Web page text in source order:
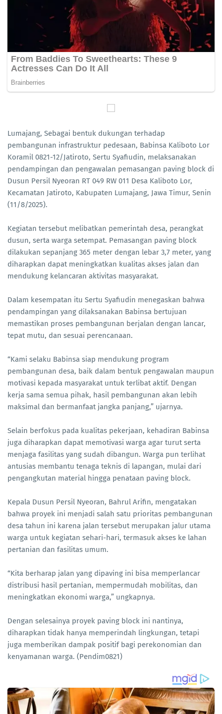
Lumajang, Sebagai bentuk dukungan terhadap
pembangunan infrastruktur pedesaan, Babinsa Kaliboto Lor
Koramil 0821-12/Jatiroto, Sertu Syafiudin, melaksanakan
pendampingan dan pengawalan pemasangan paving block di
Dusun Persil Nyeoran RT 049 RW 011 Desa Kaliboto Lor,
Kecamatan Jatiroto, Kabupaten Lumajang, Jawa Timur, Senin
(11/8/2025).
Kegiatan tersebut melibatkan pemerintah desa, perangkat
dusun, serta warga setempat. Pemasangan paving block
dilakukan sepanjang 365 meter dengan lebar 3,7 meter, yang
diharapkan dapat meningkatkan kualitas akses jalan dan
mendukung kelancaran aktivitas masyarakat.
Dalam kesempatan itu Sertu Syafiudin menegaskan bahwa
pendampingan yang dilaksanakan Babinsa bertujuan
memastikan proses pembangunan berjalan dengan lancar,
tepat mutu, dan sesuai perencanaan.
“Kami selaku Babinsa siap mendukung program
pembangunan desa, baik dalam bentuk pengawalan maupun
motivasi kepada masyarakat untuk terlibat aktif. Dengan
kerja sama semua pihak, hasil pembangunan akan lebih
maksimal dan bermanfaat jangka panjang,” ujarnya.
Selain berfokus pada kualitas pekerjaan, kehadiran Babinsa
juga diharapkan dapat memotivasi warga agar turut serta
menjaga fasilitas yang sudah dibangun. Warga pun terlihat
antusias membantu tenaga teknis di lapangan, mulai dari
pengangkutan material hingga penataan paving block.
Kepala Dusun Persil Nyeoran, Bahrul Arifin, mengatakan
bahwa proyek ini menjadi salah satu prioritas pembangunan
desa tahun ini karena jalan tersebut merupakan jalur utama
warga untuk kegiatan sehari-hari, termasuk akses ke lahan
pertanian dan fasilitas umum.
“Kita berharap jalan yang dipaving ini bisa memperlancar
distribusi hasil pertanian, mempermudah mobilitas, dan
meningkatkan ekonomi warga,” ungkapnya.
Dengan selesainya proyek paving block ini nantinya,
diharapkan tidak hanya memperindah lingkungan, tetapi
juga memberikan dampak positif bagi perekonomian dan
kenyamanan warga. (Pendim0821)